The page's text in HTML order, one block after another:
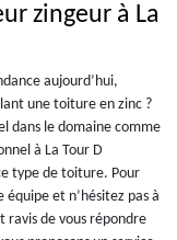
zingeur à La
aujourd’hui,
une toiture en zinc ?
dans le domaine comme
à La Tour D
type de toiture. Pour
et n’hésitez pas à
ravis de vous répondre